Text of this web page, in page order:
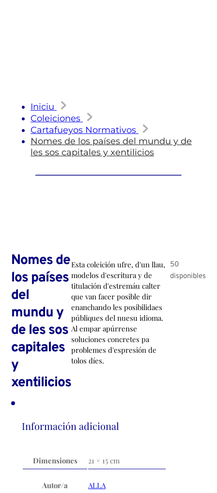
Iniciu
Coleiciones
Cartafueyos Normativos
Nomes de los países del mundu y de
les sos capitales y xentilicios
Nomes de
los países
del
mundu y
de les sos
capitales
y
xentilicios
Esta coleición ufre, d'un llau,
modelos d'escritura y de
titulación d'estremáu calter
que van facer posible dir
enanchando les posibilidaes
públiques del nuesu idioma.
Al empar apúrrense
soluciones concretes pa
problemes d'espresión de
tolos díes.
50
disponibles
Información adicional
Dimensiones 21 × 15 cm
Autor/a ALLA